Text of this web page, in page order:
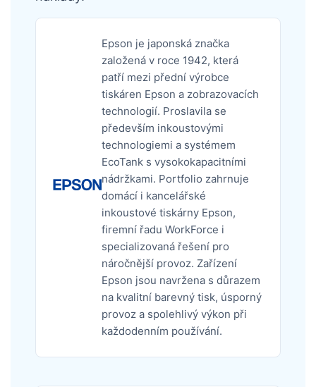
Epson je japonská značka
založená v roce 1942, která
patří mezi přední výrobce
tiskáren Epson a zobrazovacích
technologií. Proslavila se
především inkoustovými
technologiemi a systémem
EcoTank s vysokokapacitními
nádržkami. Portfolio zahrnuje
domácí i kancelářské
inkoustové tiskárny Epson,
firemní řadu WorkForce i
specializovaná řešení pro
náročnější provoz. Zařízení
Epson jsou navržena s důrazem
na kvalitní barevný tisk, úsporný
provoz a spolehlivý výkon při
každodenním používání.